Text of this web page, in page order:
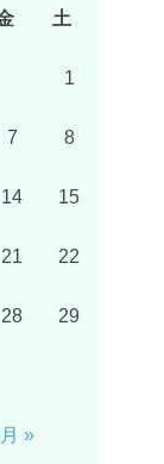
土
1
7 8
14 15
21 22
28 29
»